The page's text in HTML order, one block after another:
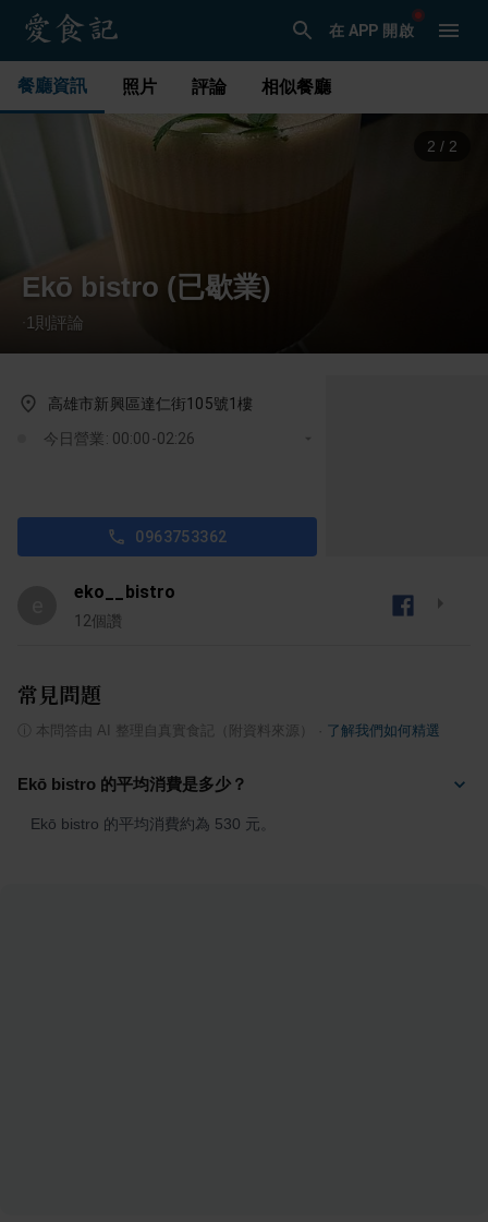
在 APP 開啟
餐廳資訊 照片 評論 相似餐廳
2 / 2
Ekō bistro (已歇業)
1 則評論
高雄市新興區達仁街105號1樓
今日營業: 00:00-02:26
0963753362
eko__bistro
12個讚
常見問題
本問答由 AI 整理自真實食記（附資料來源） 了解我們如何精選
Ekō bistro 的平均消費是多少？
Ekō bistro 的平均消費約為 530 元。